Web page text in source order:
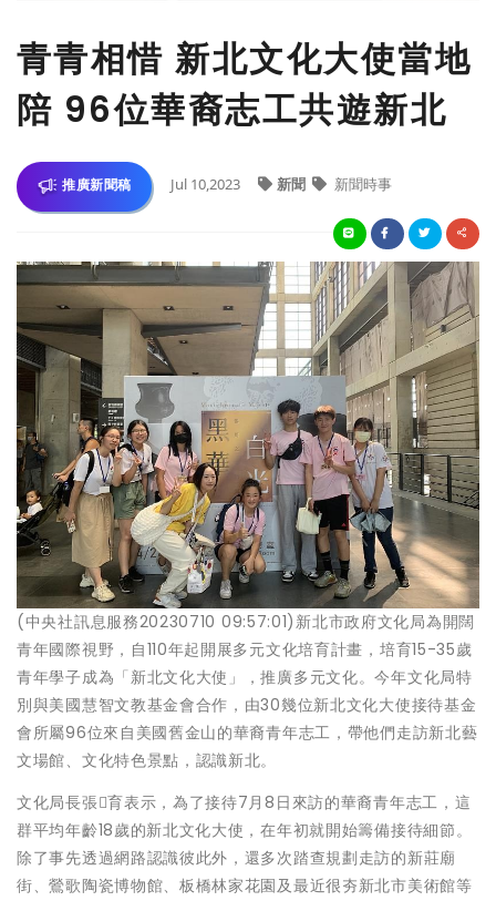
青青相惜 新北文化大使當地
陪 96位華裔志工共遊新北
推廣新聞稿 Jul 10,2023 新聞 新聞時事
(中央社訊息服務20230710 09:57:01)新北市政府文化局為開闊
青年國際視野，自110年起開展多元文化培育計畫，培育15-35歲
青年學子成為「新北文化大使」，推廣多元文化。今年文化局特
別與美國慧智文教基金會合作，由30幾位新北文化大使接待基金
會所屬96位來自美國舊金山的華裔青年志工，帶他們走訪新北藝
文場館、文化特色景點，認識新北。
文化局長張育表示，為了接待7月8日來訪的華裔青年志工，這
群平均年齡18歲的新北文化大使，在年初就開始籌備接待細節。
除了事先透過網路認識彼此外，還多次踏查規劃走訪的新莊廟
街、鶯歌陶瓷博物館、板橋林家花園及最近很夯新北市美術館等